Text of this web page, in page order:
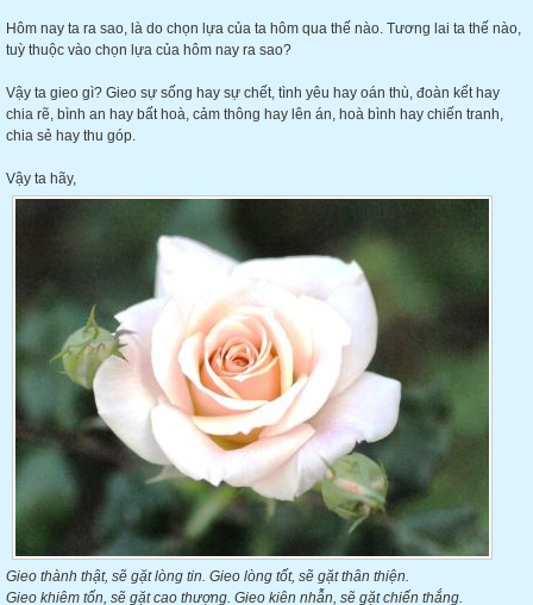
Hôm nay ta ra sao, là do chọn lựa của ta hôm qua thế nào. Tương lai ta thế nào,
tuỳ thuộc vào chọn lựa của hôm nay ra sao?
Vậy ta gieo gì? Gieo sự sống hay sự chết, tình yêu hay oán thù, đoàn kết hay
chia rẽ, bình an hay bất hoà, cảm thông hay lên án, hoà bình hay chiến tranh,
chia sẻ hay thu góp.
Vậy ta hãy,
Gieo thành thật, sẽ gặt lòng tin. Gieo lòng tốt, sẽ gặt thân thiện.
Gieo khiêm tốn, sẽ gặt cao thượng. Gieo kiên nhẫn, sẽ gặt chiến thắng.